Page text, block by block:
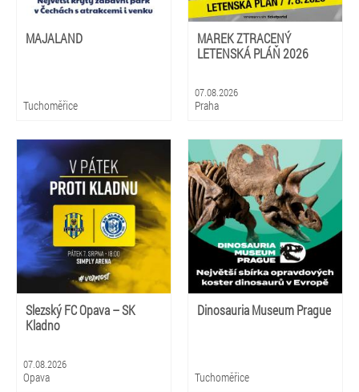
MAJALAND
Tuchoměřice
MAREK ZTRACENÝ
LETENSKÁ PLÁŇ 2026
07.08.2026
Praha
Slezský FC Opava – SK
Kladno
07.08.2026
Opava
Dinosauria Museum Prague
Tuchoměřice